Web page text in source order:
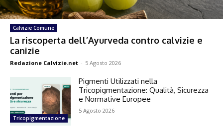
Calvizie Comune
La riscoperta dell’Ayurveda contro calvizie e
canizie
Redazione Calvizie.net - 5 Agosto 2026
Tricopigmentazione
Pigmenti Utilizzati nella
Tricopigmentazione: Qualità, Sicurezza
e Normative Europee
5 Agosto 2026